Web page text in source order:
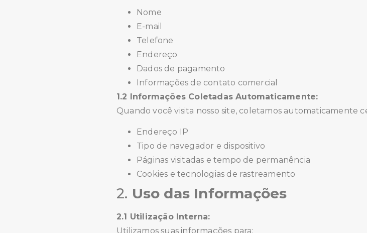
Nome
E-mail
Telefone
Endereço
Dados de pagamento
Informações de contato comercial
1.2 Informações Coletadas Automaticamente:
Quando você visita nosso site, coletamos automaticamente
Endereço IP
Tipo de navegador e dispositivo
Páginas visitadas e tempo de permanência
Cookies e tecnologias de rastreamento
2. Uso das Informações
2.1 Utilização Interna:
Utilizamos suas informações para: